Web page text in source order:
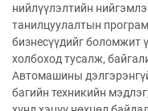
нийлүүлэлтийн
танилцуулалтын
бизнесүүдийг боломжит
холбоход тусалж,
Автомашины
багийн техникийн